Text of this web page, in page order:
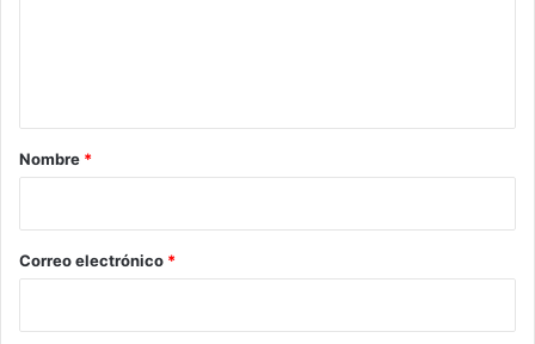
r
*
Nombre *
Correo electrónico *